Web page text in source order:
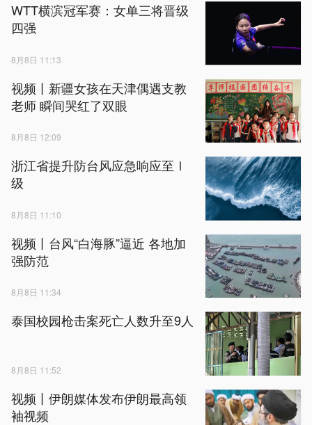
WTT横滨冠军赛：女单三将晋级
四强
8月8日 11:13
视频丨新疆女孩在天津偶遇支教
老师 瞬间哭红了双眼
8月8日 12:09
浙江省提升防台风应急响应至Ⅰ
级
8月8日 11:10
视频丨台风“白海豚”逼近 各地加
强防范
8月8日 11:34
泰国校园枪击案死亡人数升至9人
8月8日 11:52
视频丨伊朗媒体发布伊朗最高领
袖视频